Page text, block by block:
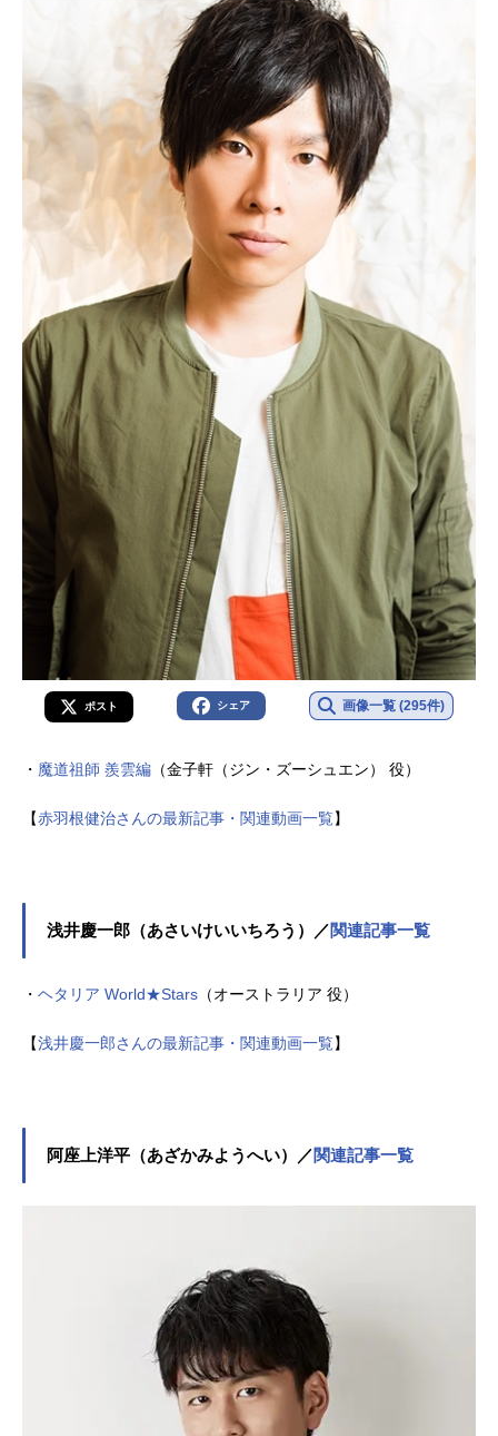
ポスト シェア 画像一覧 (295件)
・ 魔道祖師 羨雲編 （金子軒（ジン・ズーシュエン） 役）
【赤羽根健治さんの最新記事・関連動画一覧】
浅井慶一郎（あさいけいいちろう）／関連記事一覧
・ ヘタリア World★Stars （オーストラリア 役）
【浅井慶一郎さんの最新記事・関連動画一覧】
阿座上洋平（あざかみようへい）／関連記事一覧